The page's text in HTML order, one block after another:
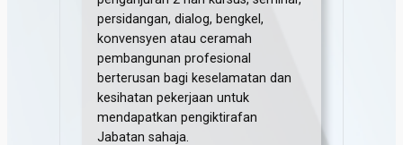
persidangan, dialog, bengkel,
konvensyen atau ceramah
pembangunan profesional
berterusan bagi keselamatan dan
kesihatan pekerjaan untuk
mendapatkan pengiktirafan
Jabatan sahaja.